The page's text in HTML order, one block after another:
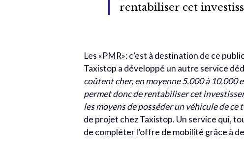
rentabiliser cet
Les «PMR»: c’est à destination de ce
Taxistop a développé un autre service
coûtent cher, en moyenne 5.000 à 10.000
permet donc de rentabiliser cet
les moyens de posséder un véhicule de ce
de projet chez Taxistop. Un service qui,
de compléter l’offre de mobilité grâce à